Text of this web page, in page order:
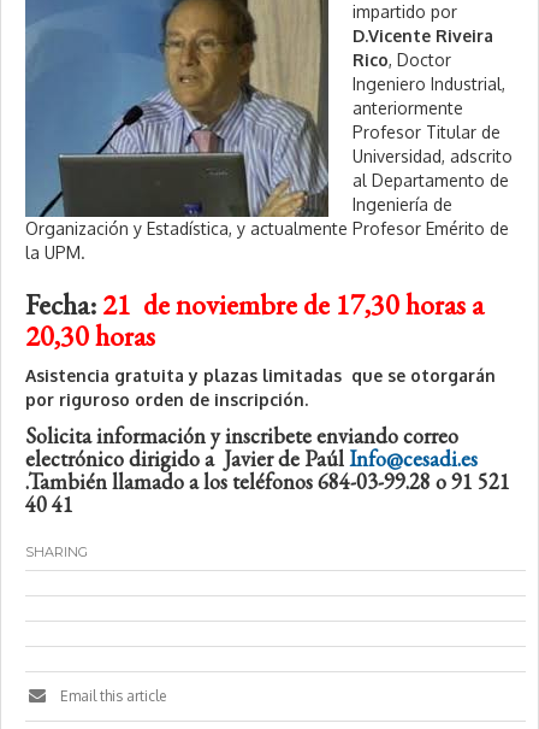
impartido por
D.Vicente Riveira
Rico, Doctor
Ingeniero Industrial,
anteriormente
Profesor Titular de
Universidad, adscrito
al Departamento de
Ingeniería de
Organización y Estadística, y actualmente Profesor Emérito de
la UPM.
Fecha:21 de noviembre de 17,30 horas a
20,30 horas
Asistencia gratuita y plazas limitadas que se otorgarán
por riguroso orden de inscripción.
Solicita información y inscribete enviando correo
electrónico dirigido a Javier de PaúlInfo@cesadi.es
.También llamado a los teléfonos 684-03-99.28 o 91 521
40 41
SHARING
Email this article